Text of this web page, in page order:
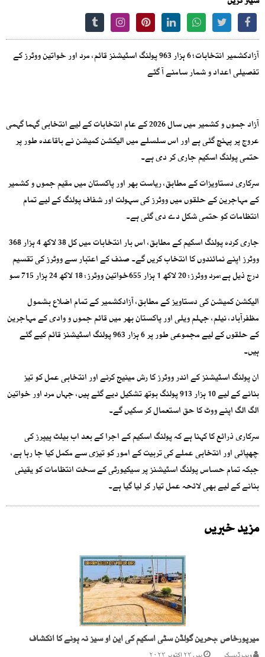
آزادکشمیر انتخابات؛ 6 ہزار 963 پولنگ اسٹیشنز قائم، مرد اور خواتین ووٹرز کے
تفصیلی اعداد و شمار سامنے آ گئے
آزاد جموں و کشمیر میں سال 2026 کے عام انتخابات کے لیے انتخابی گہما گہمی
عروج پر پہنچ گئی ہے اور اس سلسلے میں الیکشن کمیشن نے باقاعدہ طور پر
حتمی پولنگ اسکیم جاری کر دی ہے۔
سرکاری دستاویزات کے مطابق، ریاست بھر اور پاکستان میں مقیم جموں و کشمیر
کے مہاجرین کے حلقوں میں ووٹرز کی سہولت اور شفاف پولنگ کے لیے تمام
انتظامات کو حتمی شکل دے دی گئی ہے۔
جاری کردہ پولنگ اسکیم کے مطابق، اس بار انتخابات میں کل 38 لاکھ 4 ہزار 368
ووٹرز اپنے نمائندوں کا انتخاب کریں گے۔ صنف کے اعتبار سے ووٹرز کی تقسیم
درج ذیل ہے:مرد ووٹرز: 20 لاکھ 1 ہزار 655خواتین ووٹرز: 18 لاکھ 24 ہزار 715 سو
الیکشن کمیشن کی دستاویز کے مطابق، آزادکشمیر کے تمام اضلاع بشمول
مظفرآباد، نیلم، جہلم ویلی اور پاکستان بھر میں قائم جموں و وادی کے مہاجرین
کے حلقوں کے لیے مجموعی طور پر 6 ہزار 963 پولنگ اسٹیشنز قائم کیے گئے
ہیں۔
ان پولنگ اسٹیشنز کے اندر ووٹرز کا رش مینیج کرنے اور انتخابی عمل کو تیز
بنانے کے لیے 10 ہزار 913 پولنگ بوتھ تشکیل دیے گئے ہیں، جہاں مرد اور خواتین
الگ الگ اپنے ووٹ کا حق استعمال کر سکیں گے۔
سرکاری ذرائع کا کہنا ہے کہ پولنگ اسکیم کے اجرا کے بعد اب بیلٹ پیپرز کی
چھپائی اور انتخابی عملے کی تربیت کے امور کو تیزی سے مکمل کیا جا رہا ہے،
جبکہ تمام حساس پولنگ اسٹیشنز پر سیکیورٹی کے سخت انتظامات کو یقینی
بنانے کے لیے بھی لائحہ عمل تیار کر لیا گیا ہے۔
مزید خبریں
میرپورخاص ،بحرین گولڈن سٹی اسکیم کی این او سیز نہ ہونے کا انکشاف